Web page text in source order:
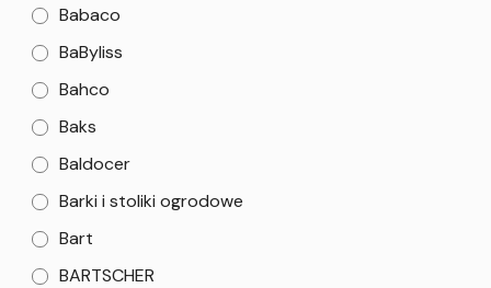
Babaco
BaByliss
Bahco
Baks
Baldocer
Barki i stoliki ogrodowe
Bart
BARTSCHER